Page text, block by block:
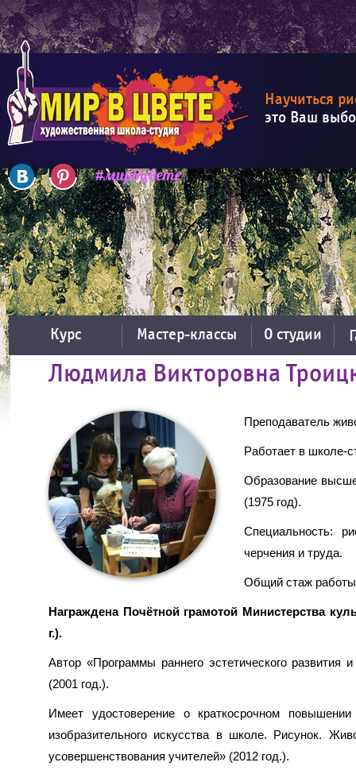
Научиться
это Ваш
Курс Мастер-классы О студии
Людмила Викторовна
Преподаватель
Работает в школе-
Образование
(1975 год).
Специальность:
черчения и труда.
Общий стаж
Награждена Почётной грамотой Министерства
г.).
Автор «Программы раннего эстетического
(2001 год.).
Имеет удостоверение о краткосрочном
изобразительного искусства в школе. Рисунок.
усовершенствования учителей» (2012 год.).